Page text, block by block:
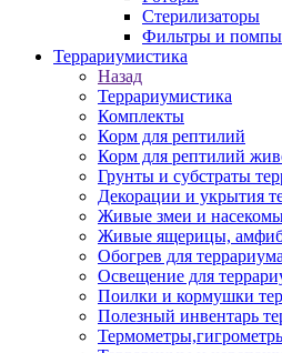
Стерилизаторы
Фильтры и помпы
Террариумистика
Назад
Террариумистика
Комплекты
Корм для рептилий
Корм для рептилий
Грунты и субстраты
Декорации и укрытия
Живые змеи и
Живые ящерицы,
Обогрев для террариума
Освещение для
Поилки и кормушки
Полезный инвентарь